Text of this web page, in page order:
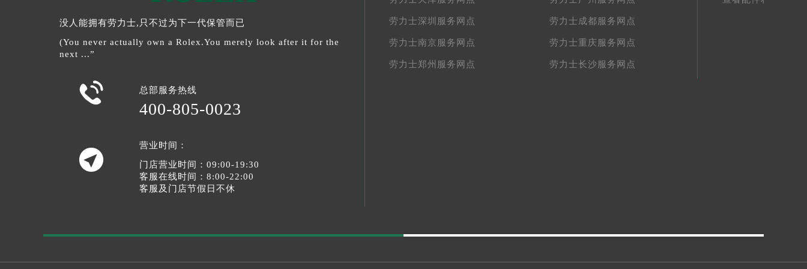
没人能拥有劳力士,只不过为下一代保管而已
(You never actually own a Rolex.You merely look after it for the
next ...”
 总部服务热线
400-805-0023

营业时间：
门店营业时间：09:00-19:30
客服在线时间：8:00-22:00
客服及门店节假日不休
劳力士深圳服务网点 劳力士成都服务网点
劳力士南京服务网点 劳力士重庆服务网点
劳力士郑州服务网点 劳力士长沙服务网点